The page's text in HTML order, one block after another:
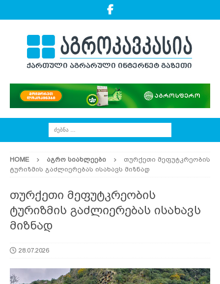
HOME ᲐᲒᲠᲝ ᲡᲘᲐᲮᲚᲔᲔᲑᲘ
თურქეთი მეფუტკრეობის
ტურიზმის გაძლიერებას ისახავს მიზნად
თურქეთი მეფუტკრეობის
ტურიზმის გაძლიერებას ისახავს
მიზნად
28.07.2026